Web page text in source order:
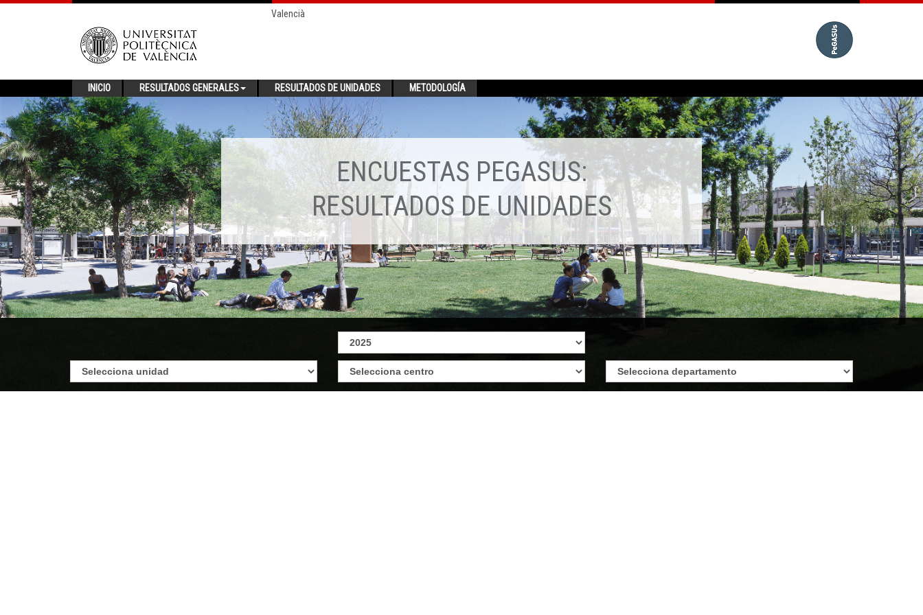
Valencià
INICIO RESULTADOS GENERALES RESULTADOS DE UNIDADES METODOLOGÍA
ENCUESTAS PEGASUS:
RESULTADOS DE UNIDADES